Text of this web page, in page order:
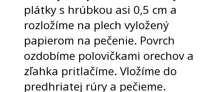
plátky s hrúbkou asi 0,5 cm a
rozložíme na plech vyložený
papierom na pečenie. Povrch
ozdobíme polovičkami orechov a
zľahka pritlačíme. Vložíme do
predhriatej rúry a pečieme.